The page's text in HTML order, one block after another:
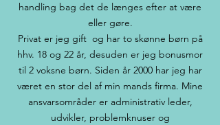
handling bag det de længes efter at være
eller gøre.
Privat er jeg gift og har to skønne børn på
hhv. 18 og 22 år, desuden er jeg bonusmor
til 2 voksne børn. Siden år 2000 har jeg har
været en stor del af min mands firma. Mine
ansvarsområder er administrativ leder,
udvikler, problemknuser og